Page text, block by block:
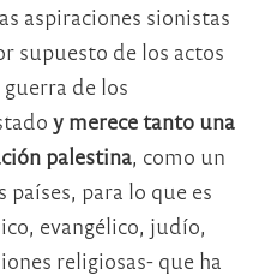
aspiraciones sionistas
supuesto de los actos
de los
y merece tanto una
palestina , como un
para lo que es
evangélico, judío,
religiosas- que ha